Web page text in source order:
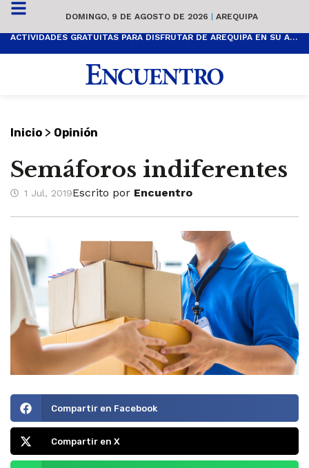
DOMINGO, 9 DE AGOSTO DE 2026 | AREQUIPA
ACTIVIDADES GRATUITAS PARA DISFRUTAR DE AREQUIPA EN SU ANIVERSARIO
Inicio > Opinión
Semáforos indiferentes
1 Jul, 2019Escrito por Encuentro
Compartir en Facebook
Compartir en X